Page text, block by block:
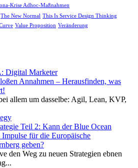
Krise Adhoc-Maßnahmen
The New Normal This Is Service Design Thinking
Value Proposition Veränderung
Annahmen – Herausfinden, was
allem um dasselbe: Agil, Lean, KVP,
Teil 2: Kann der Blue Ocean
für die Europäische
geben?
den Weg zu neuen Strategien ebnen